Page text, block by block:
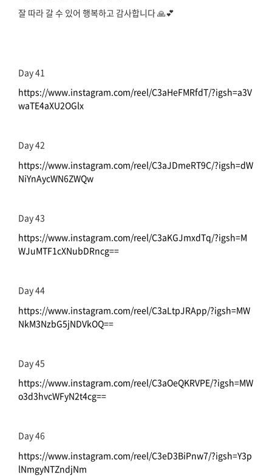
잘 따라 갈 수 있어 행복하고 감사합니다 🙏💕
Day 41
https://www.instagram.com/reel/C3aHeFMRfdT/?igsh=a3V
waTE4aXU2OGlx
Day 42
https://www.instagram.com/reel/C3aJDmeRT9C/?igsh=dW
NiYnAycWN6ZWQw
Day 43
https://www.instagram.com/reel/C3aKGJmxdTq/?igsh=M
WJuMTF1cXNubDRncg==
Day 44
https://www.instagram.com/reel/C3aLtpJRApp/?igsh=MW
NkM3NzbG5jNDVkOQ==
Day 45
https://www.instagram.com/reel/C3aOeQKRVPE/?igsh=MW
o3d3hvcWFyN2t4cg==
Day 46
https://www.instagram.com/reel/C3eD3BiPnw7/?igsh=Y3p
lNmgyNTZndjNm